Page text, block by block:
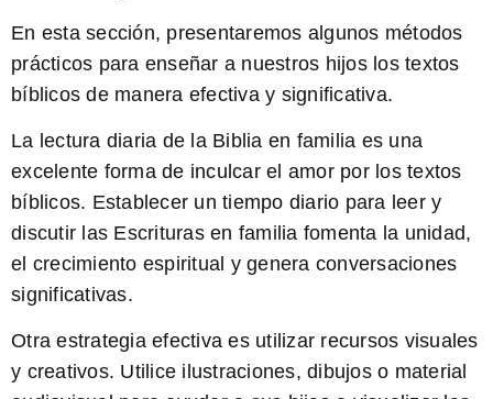
En esta sección, presentaremos algunos métodos
prácticos para enseñar a nuestros hijos los textos
bíblicos de manera efectiva y significativa.
La lectura diaria de la Biblia en familia es una
excelente forma de inculcar el amor por los textos
bíblicos. Establecer un tiempo diario para leer y
discutir las Escrituras en familia fomenta la unidad,
el crecimiento espiritual y genera conversaciones
significativas.
Otra estrategia efectiva es utilizar recursos visuales
y creativos. Utilice ilustraciones, dibujos o material